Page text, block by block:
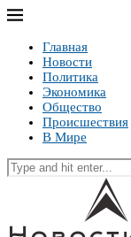
Главная
Новости
Политика
Экономика
Общество
Происшествия
В Мире